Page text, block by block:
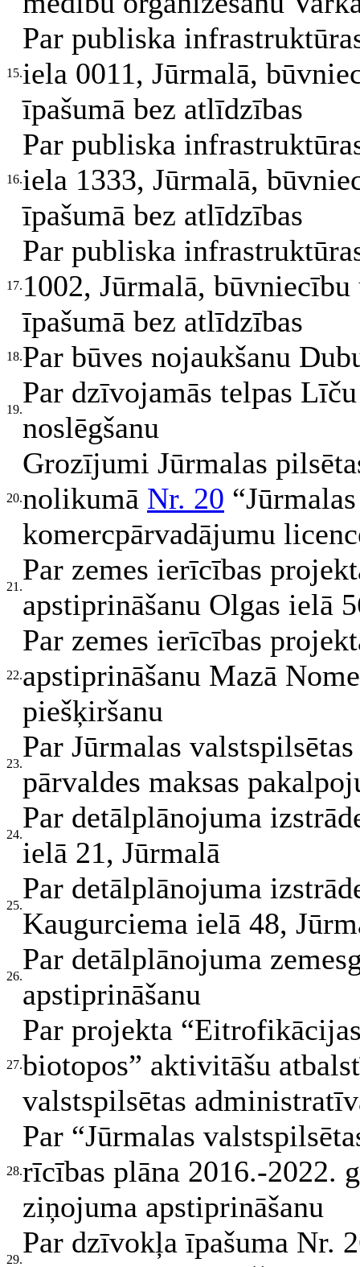
15.
Par publiska
iela 0011, Jūrmalā,
īpašumā bez atlīdzības
16.
Par publiska
iela 1333, Jūrmalā,
īpašumā bez atlīdzības
17.
Par publiska
1002, Jūrmalā,
īpašumā bez atlīdzības
18.Par būves nojaukšanu
19.
Par dzīvojamās telpas
noslēgšanu
20.
Grozījumi Jūrmalas
nolikumā Nr. 20
komercpārvadājumu
21.
Par zemes ierīcības
apstiprināšanu Olgas ielā
22.
Par zemes ierīcības
apstiprināšanu Mazā
piešķiršanu
23.
Par Jūrmalas
pārvaldes maksas
24.
Par detālplānojuma
ielā 21, Jūrmalā
25.
Par detālplānojuma
Kaugurciema ielā 48,
26.
Par detālplānojuma
apstiprināšanu
27.
Par projekta
biotopos” aktivitāšu
valstspilsētas
28.
Par “Jūrmalas
rīcības plāna 2016.-2022.
ziņojuma apstiprināšanu
29.
Par dzīvokļa īpašuma Nr.